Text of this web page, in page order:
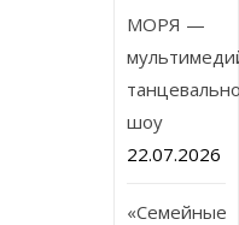
МОРЯ —
шоу
22.07.2026
«Семейные